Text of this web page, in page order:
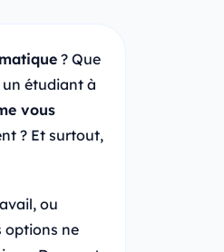
? Que
un étudiant à
vous
? Et surtout,
ou
options ne